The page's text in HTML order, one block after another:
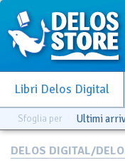
Libri Delos Digital
Sfoglia per Ultimi
DELOS DIGITAL/